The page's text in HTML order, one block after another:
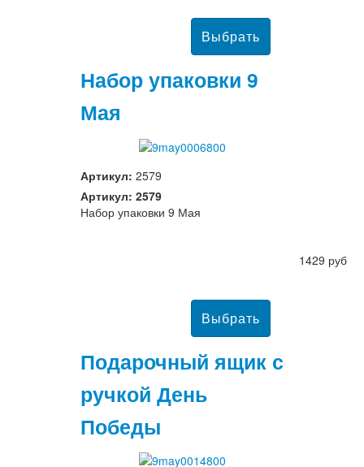
Набор упаковки 9
Мая
Артикул: 2579
Артикул: 2579
Набор упаковки 9 Мая
1429 руб
Подарочный ящик с
ручкой День
Победы